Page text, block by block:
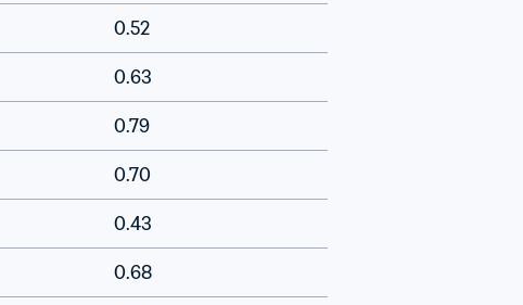
0.52
0.63
0.79
0.70
0.43
0.68